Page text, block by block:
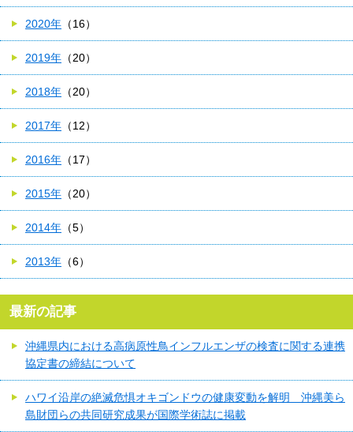
2020年 （16）
2019年 （20）
2018年 （20）
2017年 （12）
2016年 （17）
2015年 （20）
2014年 （5）
2013年 （6）
最新の記事
沖縄県内における高病原性鳥インフルエンザの検査に関する連携
協定書の締結について
ハワイ沿岸の絶滅危惧オキゴンドウの健康変動を解明 沖縄美ら
島財団らの共同研究成果が国際学術誌に掲載